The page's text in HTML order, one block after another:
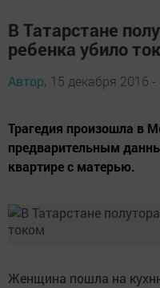
В Татарстане
ребенка убило
Автор, 15 декабря 2016 -
Трагедия произошла в
предварительным
квартире с матерью.
Женщина пошла на